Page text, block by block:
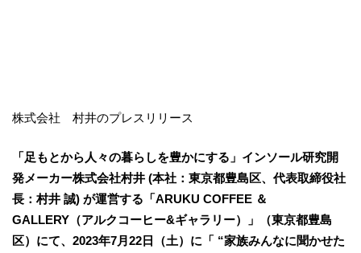
株式会社 村井のプレスリリース
「足もとから人々の暮らしを豊かにする」インソール研究開
発メーカー株式会社村井 (本社：東京都豊島区、代表取締役社
長：村井 誠) が運営する「ARUKU COFFEE ＆
GALLERY（アルクコーヒー&ギャラリー）」（東京都豊島
区）にて、2023年7月22日（土）に「 “家族みんなに聞かせた